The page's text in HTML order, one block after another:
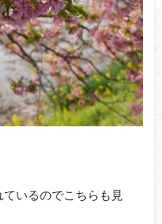
いるのでこちらも見